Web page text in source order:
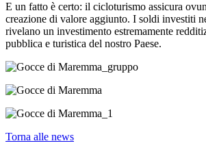
E un fatto è certo: il cicloturismo assicura
creazione di valore aggiunto. I soldi investiti
rivelano un investimento estremamente
pubblica e turistica del nostro Paese.
Torna alle news